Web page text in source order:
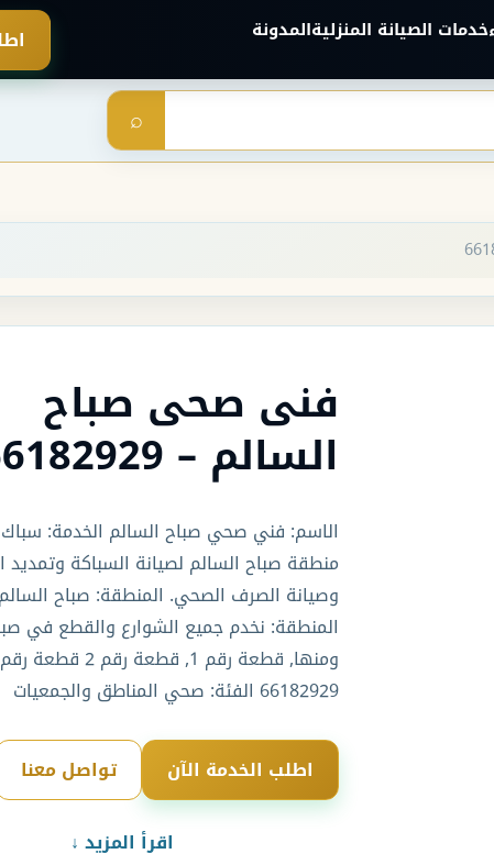
خدمات الصيانة المنزليةالمدونة
⌕
فنى صحى صباح
السالم – 66182929
الاسم: فني صحي صباح السالم الخدمة:
منطقة صباح السالم لصيانة السباكة وتمديد
وصيانة الصرف الصحي. المنطقة: صباح
المنطقة: نخدم جميع الشوارع والقطع في
66182929 الفئة: صحي المناطق والجمعيات إرسال
اطلب الخدمة الآن تواصل معنا
اقرأ المزيد ↓